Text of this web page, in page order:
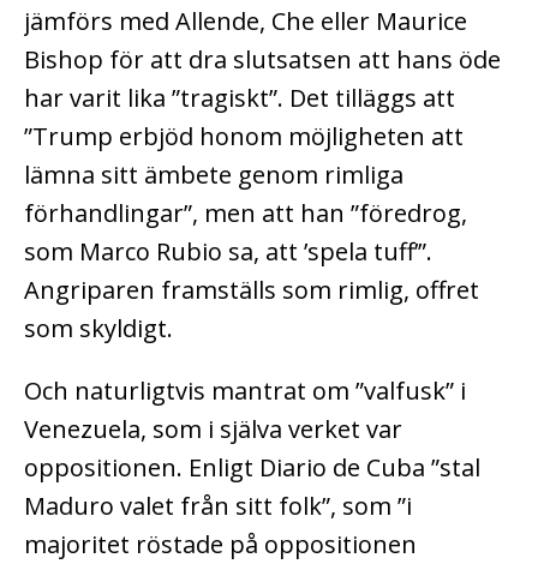
jämförs med Allende, Che eller Maurice
Bishop för att dra slutsatsen att hans öde
har varit lika ”tragiskt”. Det tilläggs att
”Trump erbjöd honom möjligheten att
lämna sitt ämbete genom rimliga
förhandlingar”, men att han ”föredrog,
som Marco Rubio sa, att ’spela tuff’”.
Angriparen framställs som rimlig, offret
som skyldigt.
Och naturligtvis mantrat om ”valfusk” i
Venezuela, som i själva verket var
oppositionen. Enligt Diario de Cuba ”stal
Maduro valet från sitt folk”, som ”i
majoritet röstade på oppositionen